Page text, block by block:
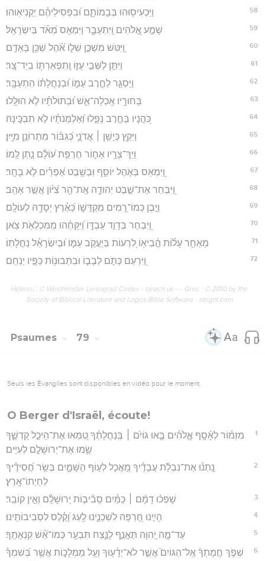
58 וַיַּכְעִיס֥וּהוּ בְּבָמוֹתָ֑ם וּ֝בִפְסִילֵיהֶ֗ם יַקְנִיאֽוּהוּ׃
59 שָׁמַ֣ע אֱ֭לֹהִים וַֽיִּתְעַבָּ֑ר וַיִּמְאַ֥ס מְ֝אֹ֗ד בְּיִשְׂרָאֵֽל׃
60 וַ֭יִּטֹּשׁ מִשְׁכַּ֣ן שִׁל֑וֹ אֹ֝֗הֶל שִׁכֵּ֥ן בָּאָדָֽם׃
61 וַיִּתֵּ֣ן לַשְּׁבִ֣י עֻזּ֑וֹ וְֽתִפְאַרְתּ֥וֹ בְיַד־צָֽר׃
62 וַיַּסְגֵּ֣ר לַחֶ֣רֶב עַמּ֑וֹ וּ֝בְנַחֲלָת֗וֹ הִתְעַבָּֽר׃
63 בַּחוּרָ֥יו אָֽכְלָה־אֵ֑שׁ וּ֝בְתוּלֹתָ֗יו לֹ֣א הוּלָּֽלוּ׃
64 כֹּ֭הֲנָיו בַּחֶ֣רֶב נָפָ֑לוּ וְ֝אַלְמְנֹתָ֗יו לֹ֣א תִבְכֶּֽינָה׃
65 וַיִּקַ֖ץ כְּיָשֵׁ֥ן ׀ אֲדֹנָ֑י כְּ֝גִבּ֗וֹר מִתְרוֹנֵ֥ן מִיָּֽיִן׃
66 וַיַּךְ־צָרָ֥יו אָח֑וֹר חֶרְפַּ֥ת ע֝וֹלָ֗ם נָ֣תַן לָֽמוֹ׃
67 וַ֭יִּמְאַס בְּאֹ֣הֶל יוֹסֵ֑ף וּֽבְשֵׁ֥בֶט אֶ֝פְרַ֗יִם לֹ֣א בָחָֽר׃
68 וַ֭יִּבְחַר אֶת־שֵׁ֣בֶט יְהוּדָ֑ה אֶֽת־הַ֥ר צִ֝יּ֗וֹן אֲשֶׁ֣ר אָהֵֽב׃
69 וַיִּ֣בֶן כְּמוֹ־רָ֭מִים מִקְדָּשׁ֑וֹ כְּ֝אֶ֗רֶץ יְסָדָ֥הּ לְעוֹלָֽם׃
70 וַ֭יִּבְחַר בְּדָוִ֣ד עַבְדּ֑וֹ וַ֝יִּקָּחֵ֗הוּ מִֽמִּכְלְאֹ֥ת צֹֽאן׃
71 מֵאַחַ֥ר עָל֗וֹת הֱ֫בִיא֥וֹ לִ֭רְעוֹת בְּיַעֲקֹ֣ב עַמּ֑וֹ וּ֝בְיִשְׂרָאֵ֗ל נַחֲלָתֽוֹ׃
72 וַ֭יִּרְעֵם כְּתֹ֣ם לְבָב֑וֹ וּבִתְבוּנ֖וֹת כַּפָּ֣יו יַנְחֵֽם׃
Hébreu : © Westminster Leningrad Codex - tanach.us --- Grec : © 2010 by the
Society of Biblical Literature and Logos Bible Software - sblgnt.com
Psaumes 79
Seuls les Évangiles sont disponibles en vidéo pour le moment.
O Berger d'Israël, écoute!
1
מִזְמ֗וֹר לְאָ֫סָ֥ף אֱ‍ֽלֹהִ֡ים בָּ֤אוּ גוֹיִ֨ם ׀ בְּֽנַחֲלָתֶ֗ךָ טִ֭מְּאוּ אֶת־הֵיכַ֣ל קָדְשֶׁ֑ךָ
שָׂ֖מוּ אֶת־יְרוּשָׁלִַ֣ם לְעִיִּֽים׃
2
נָֽתְנ֡וּ אֶת־נִבְלַ֬ת עֲבָדֶ֗יךָ מַ֭אֲכָל לְע֣וֹף הַשָּׁמָ֑יִם בְּשַׂ֥ר חֲ֝סִידֶ֗יךָ
לְחַיְתוֹ־אָֽרֶץ׃
3 שָׁפְכ֬וּ דָמָ֨ם ׀ כַּמַּ֗יִם סְֽבִ֘יב֤וֹת יְֽרוּשָׁלִָ֗ם וְאֵ֣ין קוֹבֵֽר׃
4 הָיִ֣ינוּ חֶ֭רְפָּה לִשְׁכֵנֵ֑ינוּ לַ֥עַג וָ֝קֶ֗לֶס לִסְבִיבוֹתֵֽינוּ׃
5 עַד־מָ֣ה יְ֭הוָה תֶּאֱנַ֣ף לָנֶ֑צַח תִּבְעַ֥ר כְּמוֹ־אֵ֝֗שׁ קִנְאָתֶֽךָ׃
6
שְׁפֹ֤ךְ חֲמָתְךָ֨ אֶֽל־הַגּוֹיִם֮ אֲשֶׁ֪ר לֹא־יְדָ֫ע֥וּךָ וְעַ֥ל מַמְלָכ֑וֹת אֲשֶׁ֥ר בְּ֝שִׁמְךָ֗